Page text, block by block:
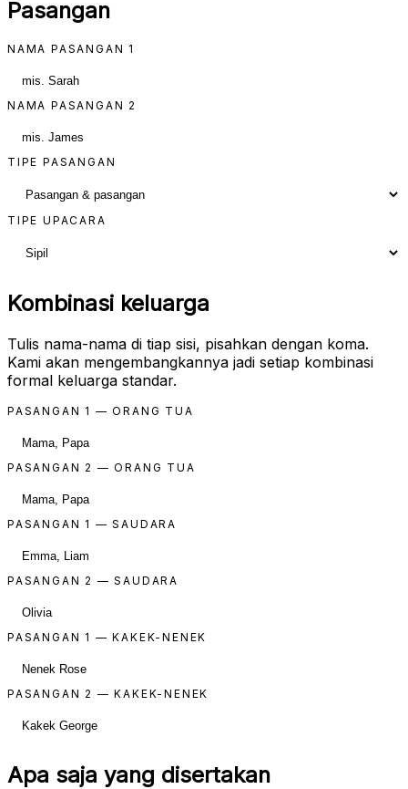
Pasangan
NAMA PASANGAN 1
NAMA PASANGAN 2
TIPE PASANGAN
TIPE UPACARA
Kombinasi keluarga
Tulis nama-nama di tiap sisi, pisahkan dengan koma.
Kami akan mengembangkannya jadi setiap kombinasi
formal keluarga standar.
PASANGAN 1 — ORANG TUA
PASANGAN 2 — ORANG TUA
PASANGAN 1 — SAUDARA
PASANGAN 2 — SAUDARA
PASANGAN 1 — KAKEK-NENEK
PASANGAN 2 — KAKEK-NENEK
Apa saja yang disertakan